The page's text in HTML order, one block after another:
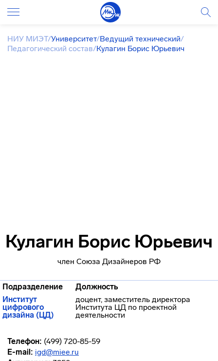
НИУ МИЭТ/Университет/Ведущий технический/
Педагогический состав/Кулагин Борис Юрьевич
Кулагин Борис Юрьевич
член Союза Дизайнеров РФ
Подразделение
Должность
Институт
цифрового
дизайна (ЦД)
доцент, заместитель директора
Института ЦД по проектной
деятельности
Телефон: (499) 720-85-59
E-mail: igd@miee.ru